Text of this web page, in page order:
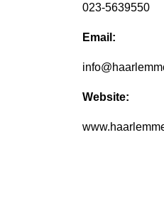
023-5639550
Email:
Website: